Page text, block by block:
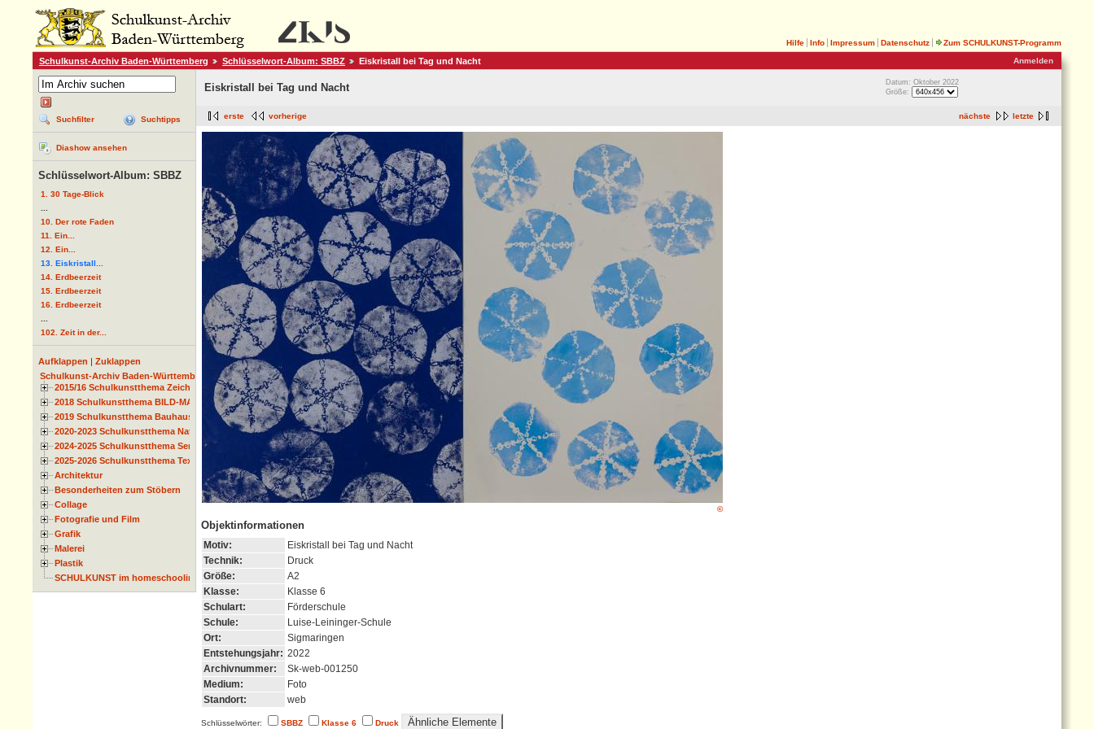
Hilfe Info Impressum Datenschutz
Zum SCHULKUNST-Programm
Anmelden
Schulkunst-Archiv Baden-Württemberg Schlüsselwort-Album: SBBZ Eiskristall bei Tag und Nacht
Suchfilter Suchtipps
Diashow ansehen
Schlüsselwort-Album: SBBZ
1. 30 Tage-Blick
10. Der rote Faden
11. Ein...
12. Ein...
13. Eiskristall...
14. Erdbeerzeit
15. Erdbeerzeit
16. Erdbeerzeit
102. Zeit in der...
Aufklappen | Zuklappen
Schulkunst-Archiv Baden-Württemberg
2015/16 Schulkunstthema Zeichnen
2018 Schulkunstthema BILD-MATERIAL-OBJEKT
2019 Schulkunstthema Bauhaus
2020-2023 Schulkunstthema Natur und Zeit
2024-2025 Schulkunstthema Serie
2025-2026 Schulkunstthema Textil
Architektur
Besonderheiten zum Stöbern
Collage
Fotografie und Film
Grafik
Malerei
Plastik
SCHULKUNST im homeschooling
Eiskristall bei Tag und Nacht
Datum: Oktober 2022
Größe:
nächste letzte
erste vorherige
©
Objektinformationen
Motiv:
Eiskristall bei Tag und Nacht
Technik:
Druck
Größe:
A2
Klasse:
Klasse 6
Schulart:
Förderschule
Schule:
Luise-Leininger-Schule
Ort:
Sigmaringen
Entstehungsjahr: 2022
Archivnummer:
Sk-web-001250
Medium:
Foto
Standort:
web
Schlüsselwörter: SBBZ Klasse 6 Druck